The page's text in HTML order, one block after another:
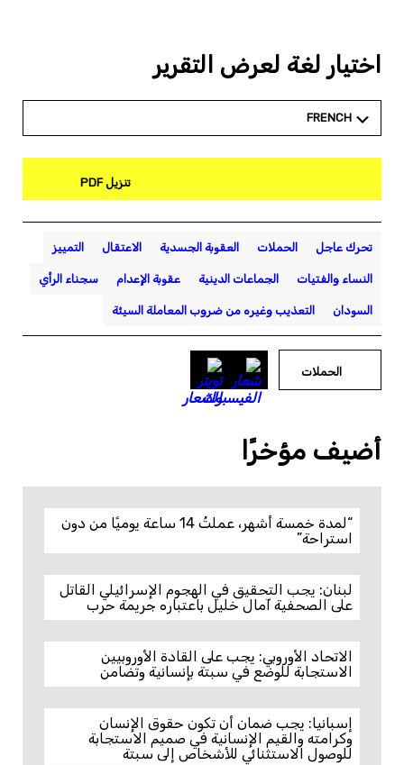
اختيار لغة لعرض التقرير
FRENCH
تنزيل PDF
تحرك عاجل الحملات العقوبة الجسدية الاعتقال التمييز
النساء والفتيات الجماعات الدينية عقوبة الإعدام سجناء الرأي
السودان التعذيب وغيره من ضروب المعاملة السيئة
الحملات
أضيف مؤخرًا
“لمدة خمسة أشهر، عملتُ 14 ساعة يوميًا من دون
استراحة”
لبنان: يجب التحقيق في الهجوم الإسرائيلي القاتل
على الصحفية آمال خليل باعتباره جريمة حرب
الاتحاد الأوروبي: يجب على القادة الأوروبيين
الاستجابة للوضع في سبتة بإنسانية وتضامن
إسبانيا: يجب ضمان أن تكون حقوق الإنسان
وكرامته والقيم الإنسانية في صميم الاستجابة
للوصول الاستثنائي للأشخاص إلى سبتة